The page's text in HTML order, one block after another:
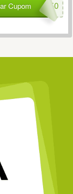
Cupom
FRETEZERO50